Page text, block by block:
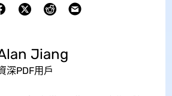
Jiang
深PDF用戶